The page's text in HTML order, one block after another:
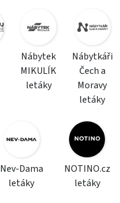
Nábytek
MIKULÍK
letáky
Nábytkáři
Čech a
Moravy
letáky
Nev-Dama
letáky
NOTINO.cz
letáky